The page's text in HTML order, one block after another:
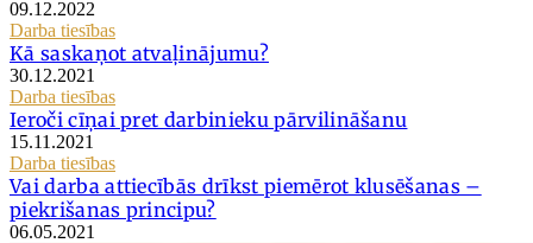
09.12.2022
Darba tiesības
Kā saskaņot atvaļinājumu?
30.12.2021
Darba tiesības
Ieroči cīņai pret darbinieku pārvilināšanu
15.11.2021
Darba tiesības
Vai darba attiecībās drīkst piemērot klusēšanas –
piekrišanas principu?
06.05.2021